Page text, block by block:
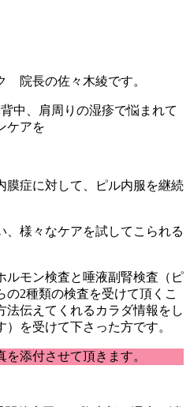
院長の佐々木綾です。
中、肩周りの湿疹で悩まれて
ケアを
膜症に対して、ピル内服を継続
、様々なケアを試してこられる
ルモン検査と唾液副腎検査（ピ
の2種類の検査を受けて頂くこ
法伝えてくれるカラダ情報をし
を受けて下さった方です。
添付させて頂きます。